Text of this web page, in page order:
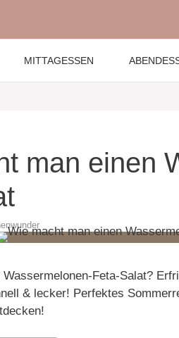
MITTAGESSEN
man einen
Feta-Salat?
& lecker! Perfektes